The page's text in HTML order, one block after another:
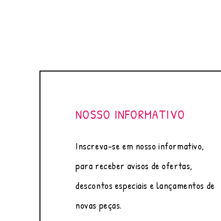
NOSSO INFORMATIVO
Inscreva-se em nosso informativo,
para receber avisos de ofertas,
descontos especiais e lançamentos de
novas peças.